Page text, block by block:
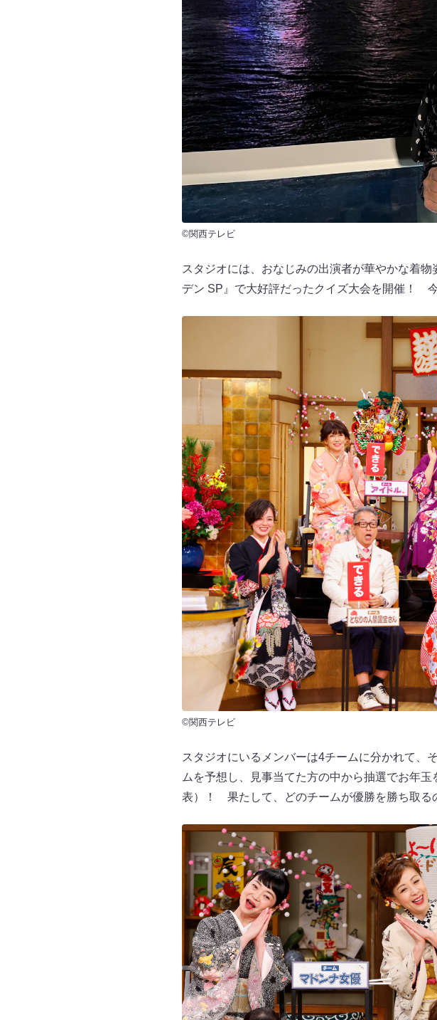
©関西テレビ
スタジオには、おなじみの出演者が華やかな着
デン SP』で大好評だったクイズ大会を開催！
©関西テレビ
スタジオにいるメンバーは4チームに分かれて
ムを予想し、見事当てた方の中から抽選でお年
表）！ 果たして、どのチームが優勝を勝ち取る